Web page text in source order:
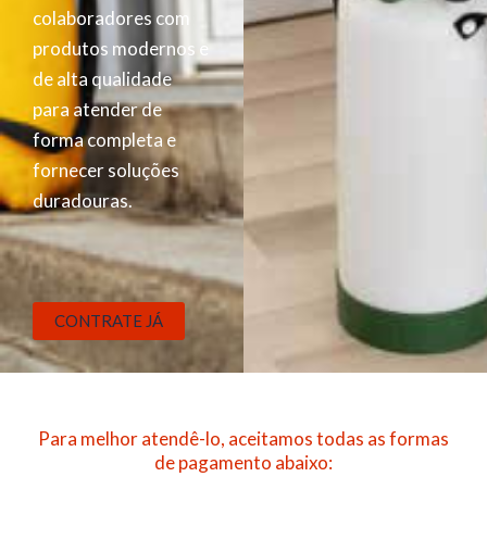
colaboradores com
produtos modernos e
de alta qualidade
para atender de
forma completa e
fornecer soluções
duradouras.
CONTRATE JÁ
Para melhor atendê-lo, aceitamos todas as formas
de pagamento abaixo: